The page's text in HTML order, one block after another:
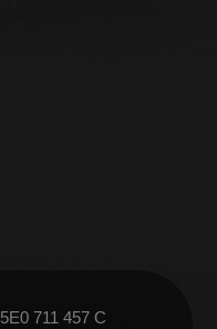
5E0 711 457 C